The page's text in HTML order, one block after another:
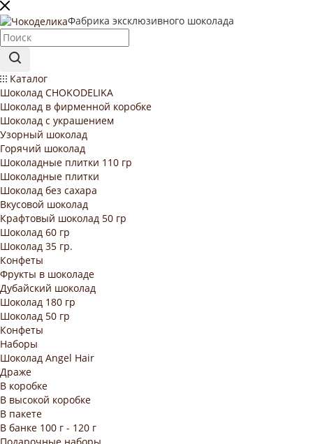
Фабрика эксклюзивного шоколада
Каталог
Шоколад CHOKODELIKA
Шоколад в фирменной коробке
Шоколад с украшением
Узорный шоколад
Горячий шоколад
Шоколадные плитки 110 гр
Шоколадные плитки
Шоколад без сахара
Вкусовой шоколад
Крафтовый шоколад 50 гр
Шоколад 60 гр
Шоколад 35 гр.
Конфеты
Фрукты в шоколаде
Дубайский шоколад
Шоколад 180 гр
Шоколад 50 гр
Конфеты
Наборы
Шоколад Angel Hair
Драже
В коробке
В высокой коробке
В пакете
В банке 100 г - 120 г